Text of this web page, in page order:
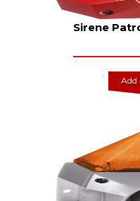
Sirene
Add